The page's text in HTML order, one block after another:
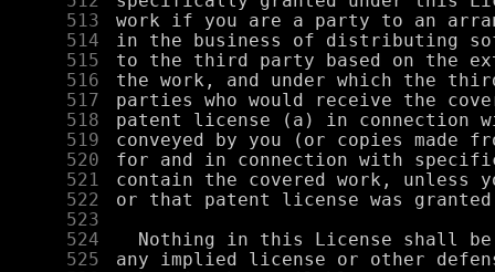
    513
    514
    515
    516
    517
    518
    519
    520
    521
    522
    523
    524
    525